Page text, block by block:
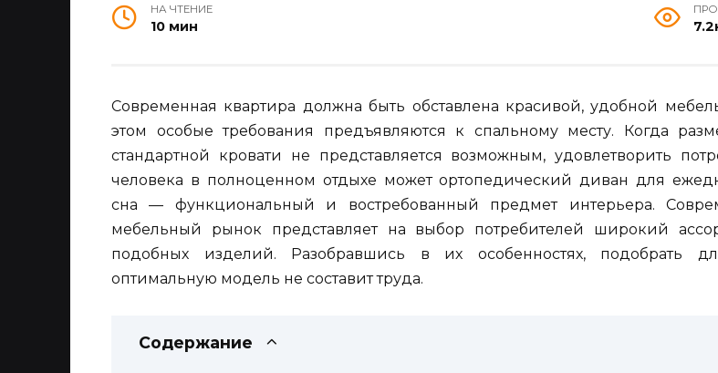
НА ЧТЕНИЕ
10 мин
Современная квартира должна быть обставлена красивой, удобной
этом особые требования предъявляются к спальному месту. Когда
стандартной кровати не представляется возможным, удовлетворить
человека в полноценном отдыхе может ортопедический диван для
сна — функциональный и востребованный предмет интерьера.
мебельный рынок представляет на выбор потребителей широкий
подобных изделий. Разобравшись в их особенностях, подобрать
оптимальную модель не составит труда.
Содержание